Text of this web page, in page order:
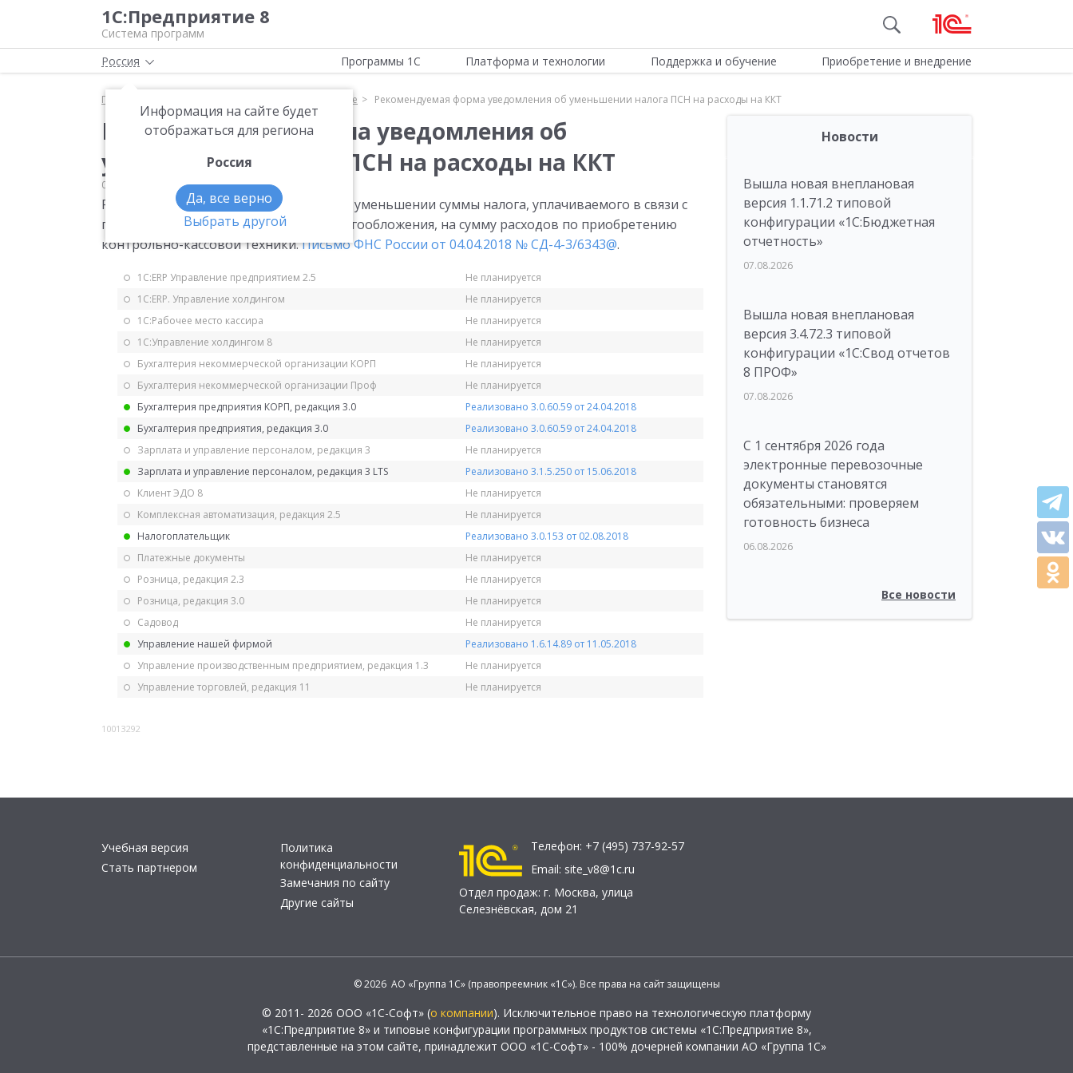
1С:Предприятие 8
Система программ
Россия
Информация на сайте будет
отображаться для региона
Россия
Да, все верно
Выбрать другой
Программы 1С Платформа и технологии Поддержка и обучение Приобретение и внедрение
Главная Прочее Рекомендуемая форма уведомления об уменьшении налога ПСН на расходы на ККТ
Рекомендуемая форма уведомления об
уменьшении налога ПСН на расходы на ККТ
06.04.2018 Прочее
Рекомендуемая форма уведомления об уменьшении суммы налога, уплачиваемого в связи с
применением патентной системы налогообложения, на сумму расходов по приобретению
контрольно-кассовой техники.Письмо ФНС России от 04.04.2018 № СД-4-3/6343@.
1С:ERP Управление предприятием 2.5
Не планируется
1С:ERP. Управление холдингом
Не планируется
1С:Рабочее место кассира
Не планируется
1С:Управление холдингом 8
Не планируется
Бухгалтерия некоммерческой организации КОРП
Не планируется
Бухгалтерия некоммерческой организации Проф
Не планируется
Бухгалтерия предприятия КОРП, редакция 3.0
Реализовано 3.0.60.59 от 24.04.2018
Бухгалтерия предприятия, редакция 3.0
Реализовано 3.0.60.59 от 24.04.2018
Зарплата и управление персоналом, редакция 3
Не планируется
Зарплата и управление персоналом, редакция 3 LTS
Реализовано 3.1.5.250 от 15.06.2018
Клиент ЭДО 8
Не планируется
Комплексная автоматизация, редакция 2.5
Не планируется
Налогоплательщик
Реализовано 3.0.153 от 02.08.2018
Платежные документы
Не планируется
Розница, редакция 2.3
Не планируется
Розница, редакция 3.0
Не планируется
Садовод
Не планируется
Управление нашей фирмой
Реализовано 1.6.14.89 от 11.05.2018
Управление производственным предприятием, редакция 1.3
Не планируется
Управление торговлей, редакция 11
Не планируется
10013292
Новости
Вышла новая внеплановая
версия 1.1.71.2 типовой
конфигурации «1C:Бюджетная
отчетность»
07.08.2026
Вышла новая внеплановая
версия 3.4.72.3 типовой
конфигурации «1C:Свод отчетов
8 ПРОФ»
07.08.2026
С 1 сентября 2026 года
электронные перевозочные
документы становятся
обязательными: проверяем
готовность бизнеса
06.08.2026
Все новости
Учебная версия
Стать партнером
Политика
конфиденциальности
Замечания по сайту
Другие сайты
Телефон: +7 (495) 737-92-57
Email: site_v8@1c.ru
Отдел продаж: г. Москва, улица
Селезнёвская, дом 21
© 2026 АО «Группа 1С» (правопреемник «1С»). Все права на сайт защищены
© 2011- 2026 ООО «1С-Софт» (о компании). Исключительное право на технологическую платформу
«1С:Предприятие 8» и типовые конфигурации программных продуктов системы «1С:Предприятие 8»,
представленные на этом сайте, принадлежит ООО «1С-Софт» - 100% дочерней компании АО «Группа 1С»